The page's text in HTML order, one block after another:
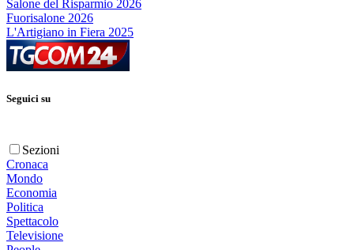
Salone del Risparmio 2026
Fuorisalone 2026
L'Artigiano in Fiera 2025
Seguici su
Sezioni
Cronaca
Mondo
Economia
Politica
Spettacolo
Televisione